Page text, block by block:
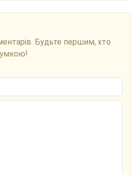
Будьте першим, хто